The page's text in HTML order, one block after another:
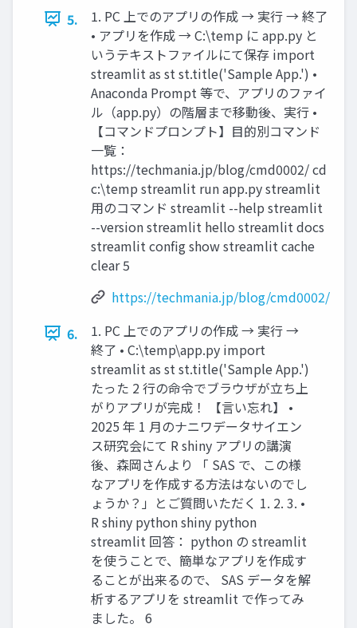
5.
1. PC 上でのアプリの作成 → 実行 → 終了
• アプリを作成 → C:\temp に app.py と
いうテキストファイルにて保存 import
streamlit as st st.title('Sample App.') •
Anaconda Prompt 等で、アプリのファイ
ル（app.py）の階層まで移動後、実行 •
【コマンドプロンプト】目的別コマンド
一覧：
https://techmania.jp/blog/cmd0002/ cd
c:\temp streamlit run app.py streamlit
用のコマンド streamlit --help streamlit
--version streamlit hello streamlit docs
streamlit config show streamlit cache
clear 5
https://techmania.jp/blog/cmd0002/
6.
1. PC 上でのアプリの作成 → 実行 →
終了 • C:\temp\app.py import
streamlit as st st.title('Sample App.')
たった 2 行の命令でブラウザが立ち上
がりアプリが完成！ 【言い忘れ】 •
2025 年 1 月のナニワデータサイエン
ス研究会にて R shiny アプリの講演
後、森岡さんより 「 SAS で、この様
なアプリを作成する方法はないのでし
ょうか？」とご質問いただく 1. 2. 3. •
R shiny python shiny python
streamlit 回答： python の streamlit
を使うことで、簡単なアプリを作成す
ることが出来るので、 SAS データを解
析するアプリを streamlit で作ってみ
ました。 6